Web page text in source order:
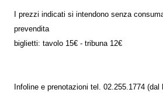
I prezzi indicati si intendono senza
prevendita
biglietti: tavolo 15€ - tribuna 12€
Infoline e prenotazioni tel. 02.255.1774